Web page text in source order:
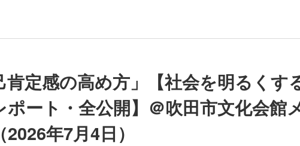
肯定感の高め方」【社会を明るくす
ポート・全公開】＠吹田市文化会館
年7月4日）